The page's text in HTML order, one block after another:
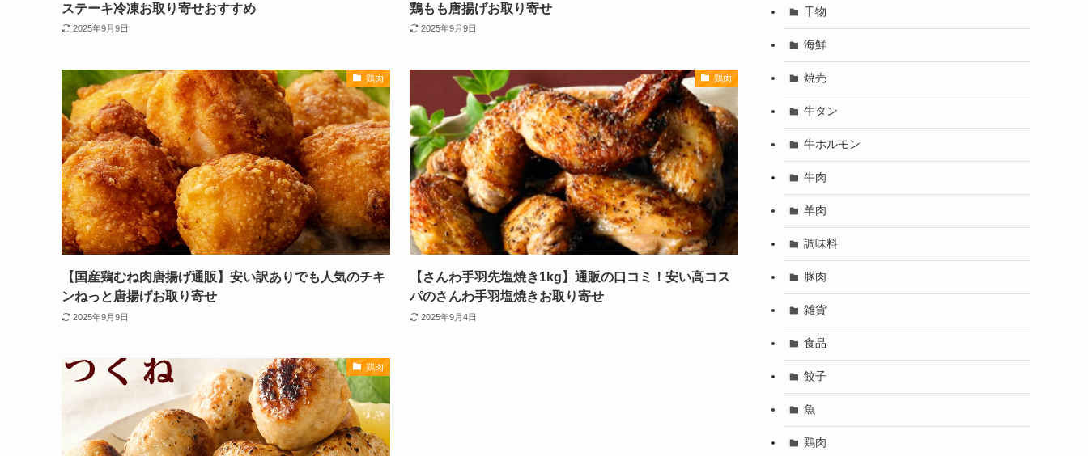
ステーキ冷凍お取り寄せおすすめ
2025年9月9日
鶏もも唐揚げお取り寄せ
2025年9月9日
鶏肉
【国産鶏むね肉唐揚げ通販】安い訳ありでも人気のチキ
ンねっと唐揚げお取り寄せ
2025年9月9日
鶏肉
【さんわ手羽先塩焼き1kg】通販の口コミ！安い高コス
パのさんわ手羽塩焼きお取り寄せ
2025年9月4日
鶏肉
干物
海鮮
焼売
牛タン
牛ホルモン
牛肉
羊肉
調味料
豚肉
雑貨
食品
餃子
魚
鶏肉